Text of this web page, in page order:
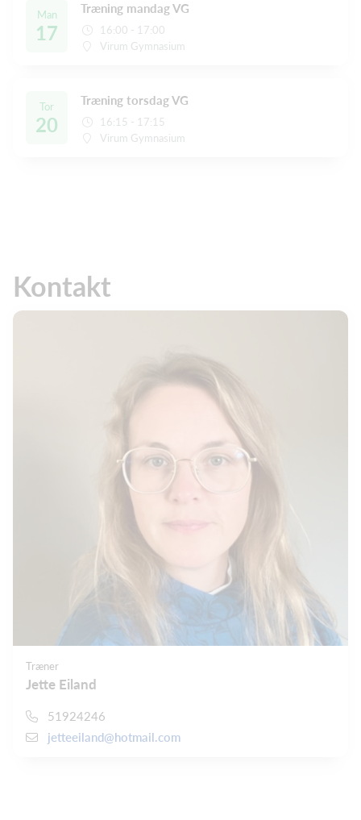
Man
17
Træning mandag VG
16:00 - 17:00
Virum Gymnasium
Tor
20
Træning torsdag VG
16:15 - 17:15
Virum Gymnasium
Kontakt
Træner
Jette Eiland
51924246
jetteeiland@hotmail.com